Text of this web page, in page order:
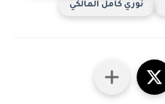
نوري كامل المالكي